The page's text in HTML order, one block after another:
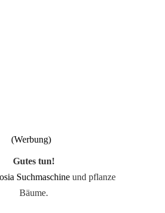
Gutes tun!
Suchmaschine und pflanze
Bäume.